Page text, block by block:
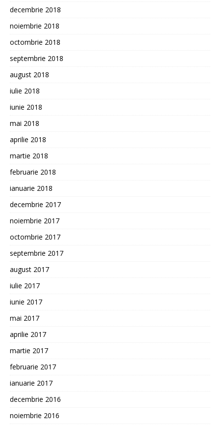
decembrie 2018
noiembrie 2018
octombrie 2018
septembrie 2018
august 2018
iulie 2018
iunie 2018
mai 2018
aprilie 2018
martie 2018
februarie 2018
ianuarie 2018
decembrie 2017
noiembrie 2017
octombrie 2017
septembrie 2017
august 2017
iulie 2017
iunie 2017
mai 2017
aprilie 2017
martie 2017
februarie 2017
ianuarie 2017
decembrie 2016
noiembrie 2016